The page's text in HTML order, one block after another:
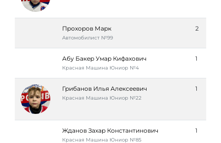
Прохоров Марк
Автомобилист №99
2
Абу Бакер Умар Кифахович
Красная Машина Юниор №4
1
Грибанов Илья Алексеевич
Красная Машина Юниор №22
1
Жданов Захар Константинович
Красная Машина Юниор №85
1